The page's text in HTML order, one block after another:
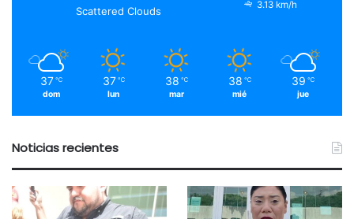
Scattered Clouds
3.13 km/h
37 ℃
dom
37 ℃
lun
38 ℃
mar
38 ℃
mié
39 ℃
jue
Noticias recientes